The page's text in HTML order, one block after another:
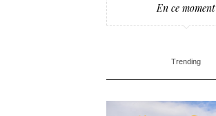
En ce moment
Trending